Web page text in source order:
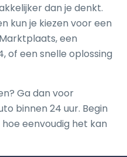
dan je denkt.
kun je kiezen voor een
een
of een snelle oplossing
Ga dan voor
binnen 24 uur. Begin
eenvoudig het kan